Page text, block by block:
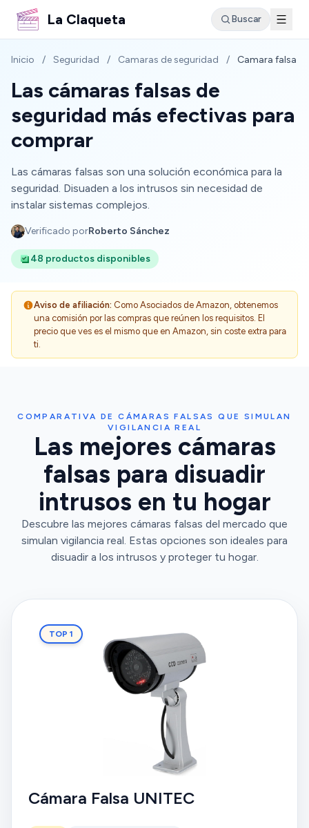
La Claqueta Buscar
Inicio / Seguridad / Camaras de seguridad / Camara falsa
Las cámaras falsas de
seguridad más efectivas para
comprar
Las cámaras falsas son una solución económica para la
seguridad. Disuaden a los intrusos sin necesidad de
instalar sistemas complejos.
Verificado porRoberto Sánchez
48 productos disponibles
Aviso de afiliación: Como Asociados de Amazon, obtenemos
una comisión por las compras que reúnen los requisitos. El
precio que ves es el mismo que en Amazon, sin coste extra para
ti.
COMPARATIVA DE CÁMARAS FALSAS QUE SIMULAN
VIGILANCIA REAL
Las mejores cámaras
falsas para disuadir
intrusos en tu hogar
Descubre las mejores cámaras falsas del mercado que
simulan vigilancia real. Estas opciones son ideales para
disuadir a los intrusos y proteger tu hogar.
TOP 1
Cámara Falsa UNITEC